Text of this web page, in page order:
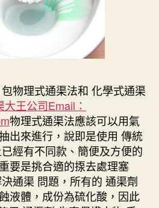
物理式通渠法和 化學式通渠
大王公司Email：
物理式通渠法應該可以用氣
出來進行，說即是使用 傳統
經有不同款、簡便及方便的
要是挑合適的揼去處理塞
通渠 問題，所有的 通渠劑
液體，成份為硫化酸，因此